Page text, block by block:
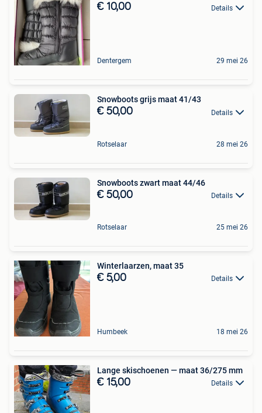
€ 10,00 Details
Dentergem 29 mei 26
Snowboots grijs maat 41/43
€ 50,00 Details
Rotselaar 28 mei 26
Snowboots zwart maat 44/46
€ 50,00 Details
Rotselaar 25 mei 26
Winterlaarzen, maat 35
€ 5,00 Details
Humbeek 18 mei 26
Lange skischoenen — maat 36/275 mm
€ 15,00 Details